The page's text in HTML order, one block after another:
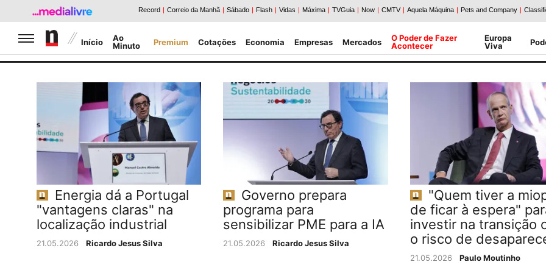
Jornal de Negócios
Início
Ao
Minuto
Premium Cotações Economia Empresas Mercados
O Poder de Fazer
Acontecer
Europa
Viva
Energia dá a Portugal
"vantagens claras" na
localização industrial
21.05.2026 Ricardo Jesus Silva
Governo prepara
programa para
sensibilizar PME para a IA
21.05.2026 Ricardo Jesus Silva
"Quem tiver a
de ficar à espera"
investir na transição
o risco de
21.05.2026 Paulo Moutinho